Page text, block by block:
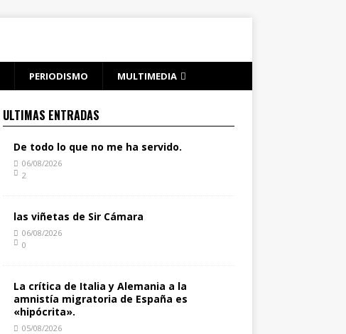
PERIODISMO MULTIMEDIA
ULTIMAS ENTRADAS
De todo lo que no me ha servido.
06/08/2026
2
las viñetas de Sir Cámara
06/08/2026
0
La crítica de Italia y Alemania a la
amnistía migratoria de España es
«hipócrita».
05/08/2026